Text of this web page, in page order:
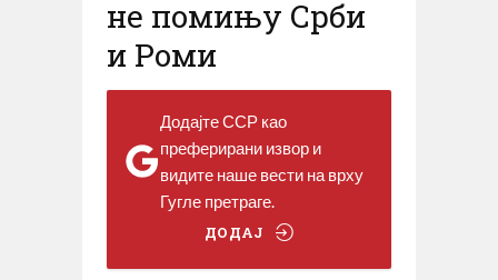
не помињу Срби
и Роми
Додајте ССР као
преферирани извор и
видите наше вести на врху
Гугле претраге.
ДОДАЈ